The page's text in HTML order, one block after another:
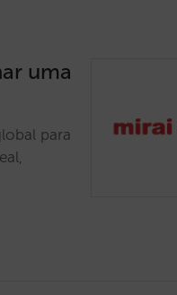
uma
para